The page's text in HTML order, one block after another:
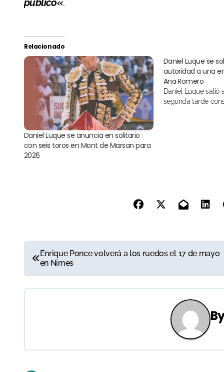
público«.
Relacionado
Daniel Luque se anuncia en solitario
con seis toros en Mont de Marsan para
2026
Daniel Luque se
autoridad a una
Ana Romero
Daniel Luque salió a hombros por
segunda tarde
N
a
v
a
Enrique Ponce volverá a los ruedos el 17 de mayo
en Nimes